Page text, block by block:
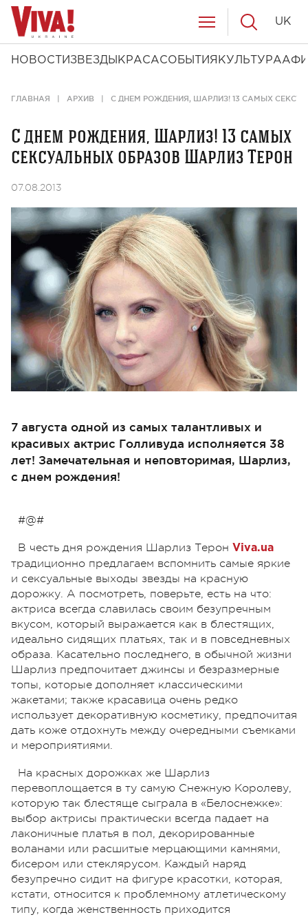
НОВОСТИ ЗВЕЗДЫ КРАСАСОБЫТИЯ КУЛЬТУРА
UK
ГЛАВНАЯ АРХИВ С ДНЕМ РОЖДЕНИЯ, ШАРЛИЗ! 13 САМЫХ
С днем рождения, Шарлиз! 13 самых
сексуальных образов Шарлиз Терон
07.08.2013
7 августа одной из самых талантливых и
красивых актрис Голливуда исполняется 38
лет! Замечательная и неповторимая, Шарлиз,
с днем рождения!
#@#
В честь дня рождения Шарлиз Терон Viva.ua
традиционно предлагаем вспомнить самые яркие
и сексуальные выходы звезды на красную
дорожку. А посмотреть, поверьте, есть на что:
актриса всегда славилась своим безупречным
вкусом, который выражается как в блестящих,
идеально сидящих платьях, так и в повседневных
образа. Касательно последнего, в обычной жизни
Шарлиз предпочитает джинсы и безразмерные
топы, которые дополняет классическими
жакетами; также красавица очень редко
использует декоративную косметику, предпочитая
дать коже отдохнуть между очередными съемками
и мероприятиями.
На красных дорожках же Шарлиз
перевоплощается в ту самую Снежную Королеву,
которую так блестяще сыграла в «Белоснежке»:
выбор актрисы практически всегда падает на
лаконичные платья в пол, декорированные
воланами или расшитые мерцающими камнями,
бисером или стеклярусом. Каждый наряд
безупречно сидит на фигуре красотки, которая,
кстати, относится к проблемному атлетическому
типу, когда женственность приходится